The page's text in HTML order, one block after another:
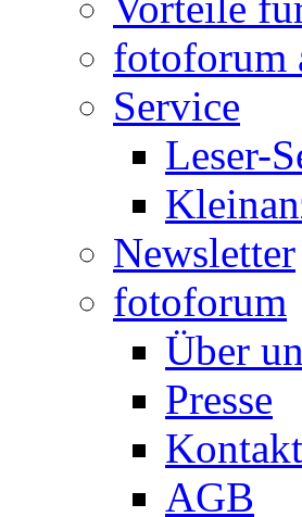
fotoforum
Service
Leser-
Newsletter
fotoforum
Über
Presse
Kontakt
AGB